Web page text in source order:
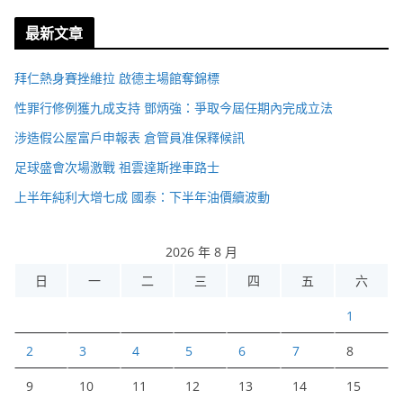
最新文章
拜仁熱身賽挫維拉 啟德主場館奪錦標
性罪行修例獲九成支持 鄧炳強：爭取今屆任期內完成立法
涉造假公屋富戶申報表 倉管員准保釋候訊
足球盛會次場激戰 祖雲達斯挫車路士
上半年純利大增七成 國泰：下半年油價續波動
2026 年 8 月
日
一 二 三 四 五 六
1
2 3 4 5 6 7 8
9 10 11 12 13 14 15